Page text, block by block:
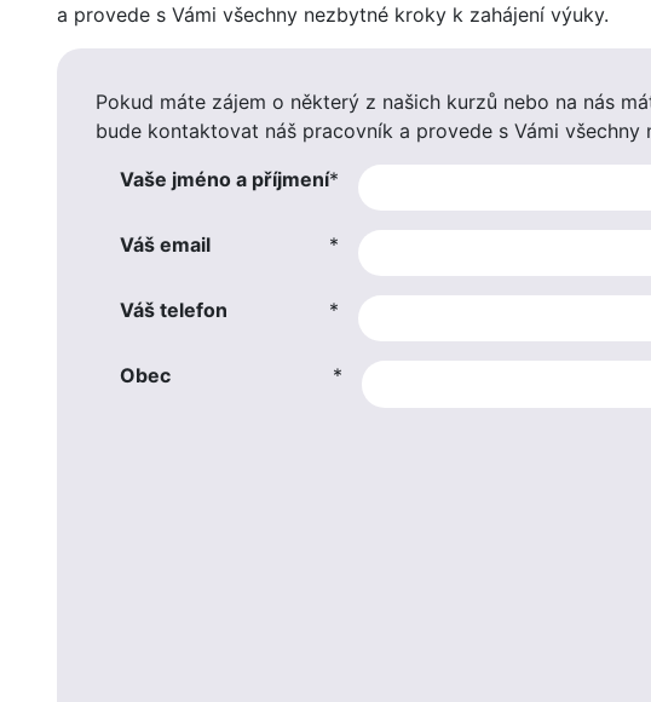
a provede s Vámi všechny nezbytné kroky k zahájení výuky.
Pokud máte zájem o některý z našich kurzů nebo na nás
bude kontaktovat náš pracovník a provede s Vámi
Vaše jméno a příjmení*
Váš email *
Váš telefon *
Obec *